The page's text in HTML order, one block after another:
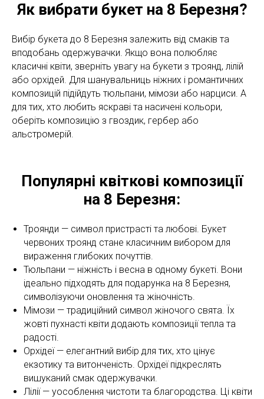
Як вибрати букет на 8 Березня?
Вибір букета до 8 Березня залежить від смаків та
вподобань одержувачки. Якщо вона полюбляє
класичні квіти, зверніть увагу на букети з троянд, лілій
або орхідей. Для шанувальниць ніжних і романтичних
композицій підійдуть тюльпани, мімози або нарциси. А
для тих, хто любить яскраві та насичені кольори,
оберіть композицію з гвоздик, гербер або
альстромерій.
Популярні квіткові композиції
на 8 Березня:
Троянди — символ пристрасті та любові. Букет
червоних троянд стане класичним вибором для
вираження глибоких почуттів.
Тюльпани — ніжність і весна в одному букеті. Вони
ідеально підходять для подарунка на 8 Березня,
символізуючи оновлення та жіночність.
Мімози — традиційний символ жіночого свята. Їх
жовті пухнасті квіти додають композиції тепла та
радості.
Орхідеї — елегантний вибір для тих, хто цінує
екзотику та витонченість. Орхідеї підкреслять
вишуканий смак одержувачки.
Лілії — уособлення чистоти та благородства. Ці квіти